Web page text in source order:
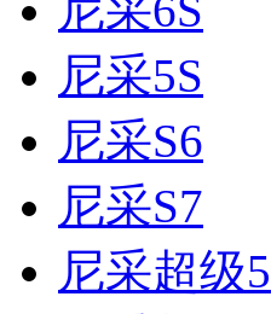
尼采5S
尼采S6
尼采S7
尼采超级5